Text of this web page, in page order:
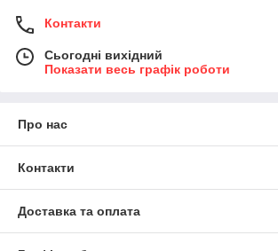
Контакти
Сьогодні вихідний
Показати весь графік роботи
Про нас
Контакти
Доставка та оплата